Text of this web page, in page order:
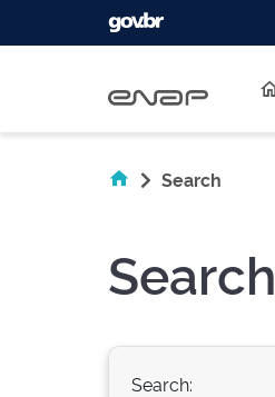
Search
Search
Search: